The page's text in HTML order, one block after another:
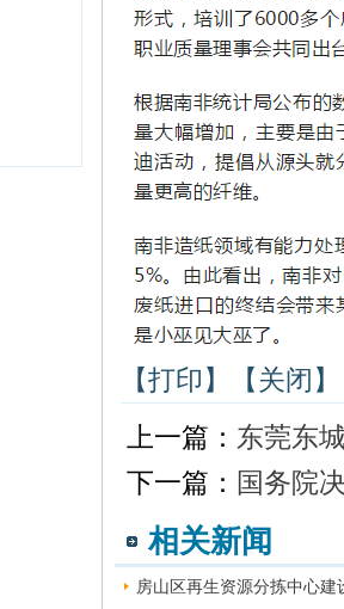
【打印】
【关闭】
上一篇： 东莞东
下一篇： 国务院
相关新闻
房山区再生资源分拣中心建